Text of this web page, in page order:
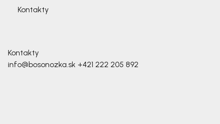
Kontakty
Kontakty
info@bosonozka.sk +421 222 205 892